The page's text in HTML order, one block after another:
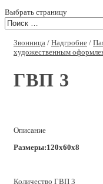
Выбрать страницу
Звонница / Надгробие /
художественным
ГВП 3
Описание
Размеры:120x60x8
Количество ГВП 3